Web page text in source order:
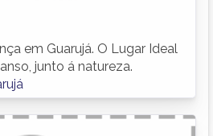
em Guarujá. O Lugar Ideal
junto á natureza.